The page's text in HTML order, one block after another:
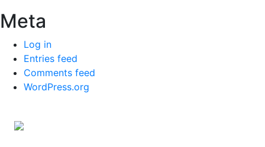
Meta
Log in
Entries feed
Comments feed
WordPress.org